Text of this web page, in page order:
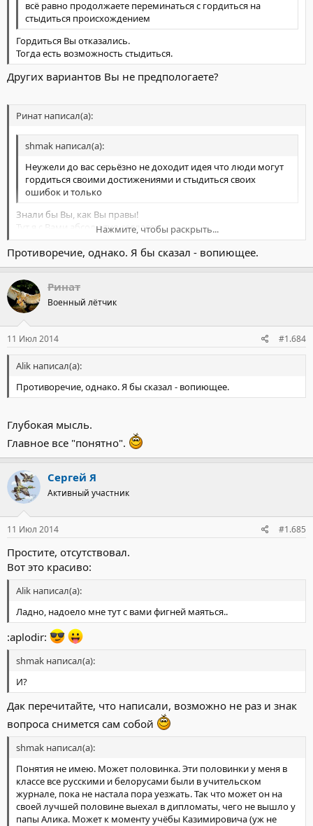
всё равно продолжаете переминаться с гордиться на
стыдиться происхождением
Гордиться Вы отказались.
Тогда есть возможность стыдиться.
Других вариантов Вы не предпологаете?
Ринат написал(а):
shmak написал(а):
Неужели до вас серьёзно не доходит идея что люди могут
гордиться своими достижениями и стыдиться своих
ошибок и только
Нажмите, чтобы раскрыть...
Знали бы Вы, как Вы правы!
Тут я с Вами абсолютно согласен.
shmak написал(а):
а всё остальное (происхождение, национальность) это
просто стечение обстоятельств, которыми можно
гордиться не больше чем веснушками на попе?
А тут не согласен. Я объяснял почему, вы цитировали это
целиком.
Нажмите, чтобы раскрыть...
Противоречие, однако. Я бы сказал - вопиющее.
Ринат
Военный лётчик
11 Июл 2014 #1.684
Alik написал(а):
Противоречие, однако. Я бы сказал - вопиющее.
Глубокая мысль.
Главное все "понятно".
Сергей Я
Активный участник
11 Июл 2014 #1.685
Простите, отсутствовал.
Вот это красиво:
Alik написал(а):
Ладно, надоело мне тут с вами фигней маяться..
:aplodir:
shmak написал(а):
И?
Дак перечитайте, что написали, возможно не раз и знак
вопроса снимется сам собой
shmak написал(а):
Понятия не имею. Может половинка. Эти половинки у меня в
классе все русскими и белорусами были в учительском
журнале, пока не настала пора уезжать. Так что может он на
своей лучшей половине выехал в дипломаты, чего не вышло у
папы Алика. Может к моменту учёбы Казимировича (уж не